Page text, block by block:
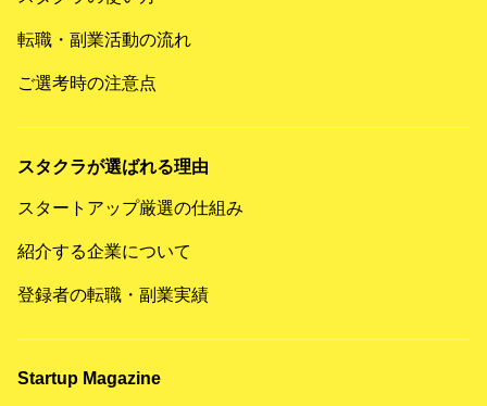
転職・副業活動の流れ
ご選考時の注意点
スタクラが選ばれる理由
スタートアップ厳選の仕組み
紹介する企業について
登録者の転職・副業実績
Startup Magazine